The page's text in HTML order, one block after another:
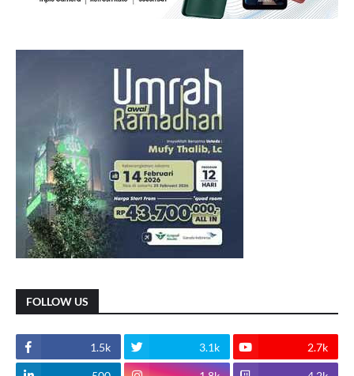
FOLLOW US
1.5k 3.1k 2.7k